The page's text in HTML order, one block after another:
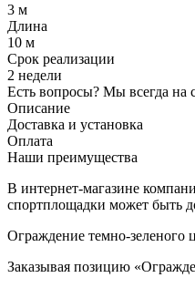
3 м
Длина
10 м
Срок реализации
2 недели
Есть вопросы? Мы всегда на
Описание
Доставка и установка
Оплата
Наши преимущества
В интернет-магазине
спортплощадки может быть
Ограждение темно-зеленого
Заказывая позицию